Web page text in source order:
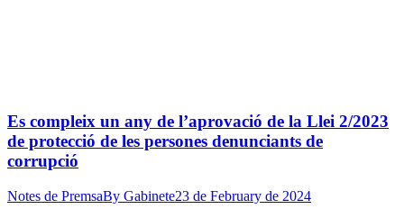
Es compleix un any de l’aprovació de la Llei 2/2023
de protecció de les persones denunciants de
corrupció
Notes de PremsaBy Gabinete23 de February de 2024